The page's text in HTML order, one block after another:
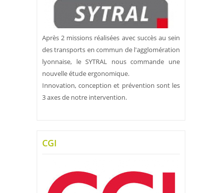
Après 2 missions réalisées avec succès au sein
des transports en commun de l'agglomération
lyonnaise, le SYTRAL nous commande une
nouvelle étude ergonomique.
Innovation, conception et prévention sont les
3 axes de notre intervention.
CGI